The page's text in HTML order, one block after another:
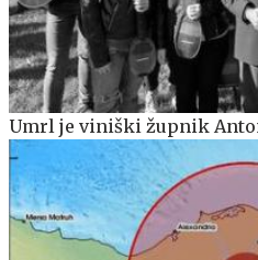
Umrl je viniški župnik